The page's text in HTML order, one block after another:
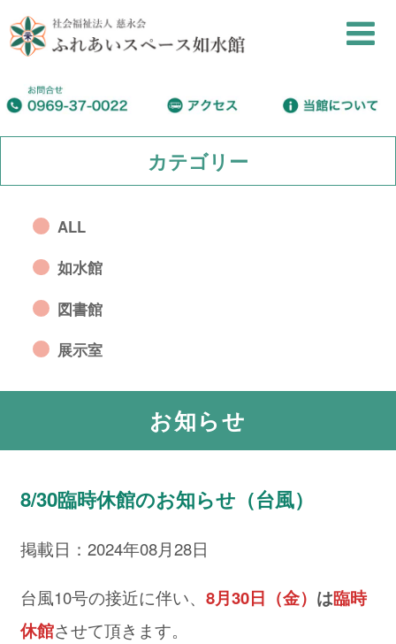
カテゴリー
ALL
如水館
図書館
展示室
お知らせ
8/30臨時休館のお知らせ（台風）
掲載日：2024年08月28日
台風10号の接近に伴い、8月30日（金） は臨時
休館させて頂きます。